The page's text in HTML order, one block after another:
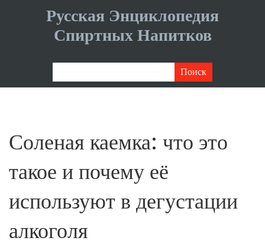
Русская Энциклопедия
Спиртных Напитков
Соленая каемка: что это
такое и почему её
используют в дегустации
алкоголя